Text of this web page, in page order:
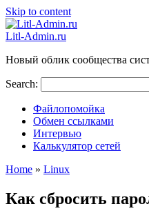
Skip to content
Litl-Admin.ru
Новый облик сообщества
Search:
Файлопомойка
Обмен ссылками
Интервью
Калькулятор сетей
Home » Linux
Как сбросить